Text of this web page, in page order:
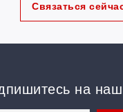
Связаться
на